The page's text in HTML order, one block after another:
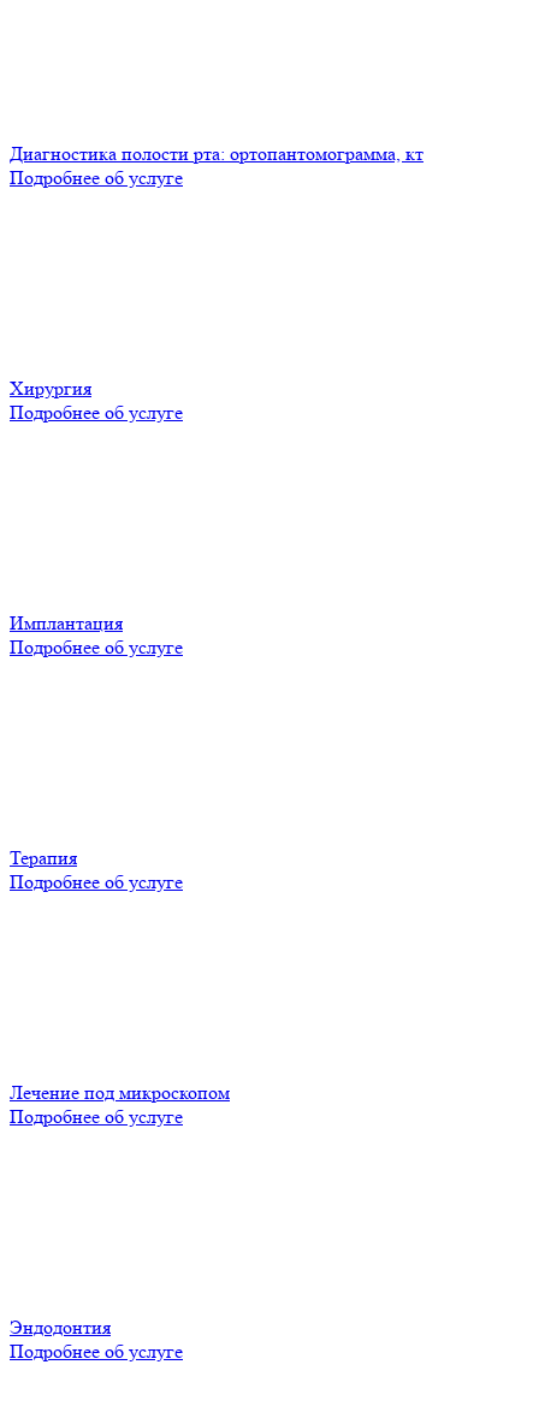
Диагностика полости рта: ортопантомограмма, кт
Подробнее об услуге
Хирургия
Подробнее об услуге
Имплантация
Подробнее об услуге
Терапия
Подробнее об услуге
Лечение под микроскопом
Подробнее об услуге
Эндодонтия
Подробнее об услуге